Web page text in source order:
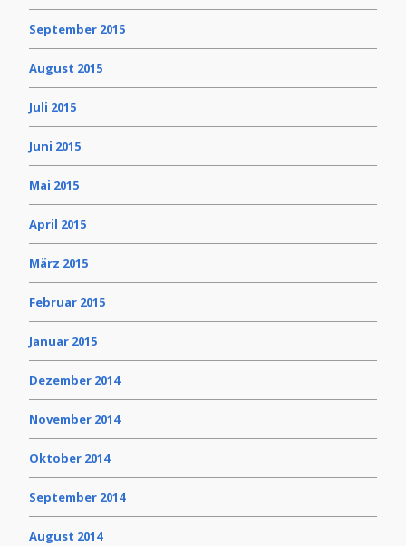
September 2015
August 2015
Juli 2015
Juni 2015
Mai 2015
April 2015
März 2015
Februar 2015
Januar 2015
Dezember 2014
November 2014
Oktober 2014
September 2014
August 2014